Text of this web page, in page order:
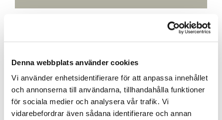
Denna webbplats använder cookies
Vi använder enhetsidentifierare för att anpassa innehållet
och annonserna till användarna, tillhandahålla funktioner
för sociala medier och analysera vår trafik. Vi
vidarebefordrar även sådana identifierare och annan
Carmel Grön